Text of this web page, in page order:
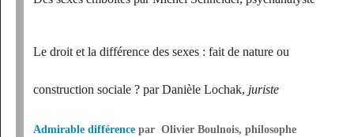
Le droit et la différence des sexes : fait de nature ou
construction sociale ? par Danièle Lochak, juriste
Admirable différence par Olivier Boulnois, philosophe